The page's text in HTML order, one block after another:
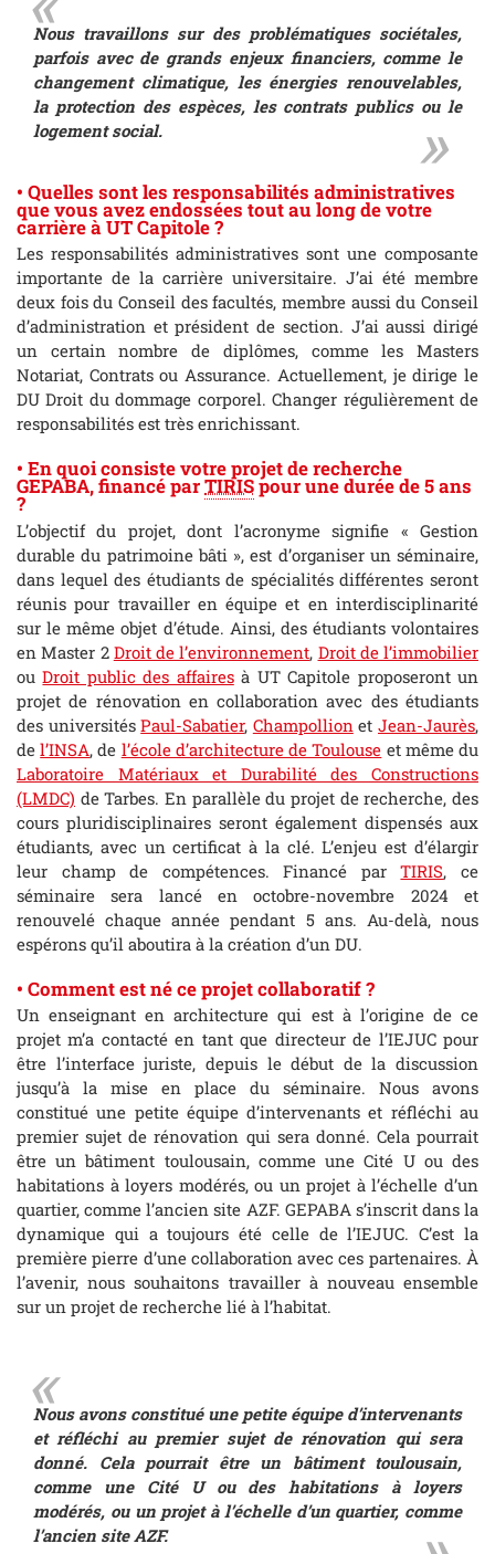
Nous travaillons sur des problématiques sociétales,
parfois avec de grands enjeux financiers, comme le
changement climatique, les énergies renouvelables,
la protection des espèces, les contrats publics ou le
logement social.
• Quelles sont les responsabilités administratives
que vous avez endossées tout au long de votre
carrière à UT Capitole ?
Les responsabilités administratives sont une composante
importante de la carrière universitaire. J’ai été membre
deux fois du Conseil des facultés, membre aussi du Conseil
d’administration et président de section. J’ai aussi dirigé
un certain nombre de diplômes, comme les Masters
Notariat, Contrats ou Assurance. Actuellement, je dirige le
DU Droit du dommage corporel. Changer régulièrement de
responsabilités est très enrichissant.
• En quoi consiste votre projet de recherche
GEPABA, financé parTIRISpour une durée de 5 ans
?
L’objectif du projet, dont l’acronyme signifie « Gestion
durable du patrimoine bâti », est d’organiser un séminaire,
dans lequel des étudiants de spécialités différentes seront
réunis pour travailler en équipe et en interdisciplinarité
sur le même objet d’étude. Ainsi, des étudiants volontaires
en Master 2 Droit de l’environnement, Droit de l’immobilier
ouDroit public des affairesà UT Capitole proposeront un
projet de rénovation en collaboration avec des étudiants
des universitésPaul-Sabatier, Champollion etJean-Jaurès,
del’INSA, de l’école d’architecture de Toulouse et même du
Laboratoire Matériaux et Durabilité des Constructions
(LMDC) de Tarbes. En parallèle du projet de recherche, des
cours pluridisciplinaires seront également dispensés aux
étudiants, avec un certificat à la clé. L’enjeu est d’élargir
leur champ de compétences. Financé parTIRIS, ce
séminaire sera lancé en octobre-novembre 2024 et
renouvelé chaque année pendant 5 ans. Au-delà, nous
espérons qu’il aboutira à la création d’un DU.
• Comment est né ce projet collaboratif ?
Un enseignant en architecture qui est à l’origine de ce
projet m’a contacté en tant que directeur de l’IEJUC pour
être l’interface juriste, depuis le début de la discussion
jusqu’à la mise en place du séminaire. Nous avons
constitué une petite équipe d’intervenants et réfléchi au
premier sujet de rénovation qui sera donné. Cela pourrait
être un bâtiment toulousain, comme une Cité U ou des
habitations à loyers modérés, ou un projet à l’échelle d’un
quartier, comme l’ancien site AZF. GEPABA s’inscrit dans la
dynamique qui a toujours été celle de l’IEJUC. C’est la
première pierre d’une collaboration avec ces partenaires. À
l’avenir, nous souhaitons travailler à nouveau ensemble
sur un projet de recherche lié à l’habitat.
Nous avons constitué une petite équipe d’intervenants
et réfléchi au premier sujet de rénovation qui sera
donné. Cela pourrait être un bâtiment toulousain,
comme une Cité U ou des habitations à loyers
modérés, ou un projet à l’échelle d’un quartier, comme
l’ancien site AZF.